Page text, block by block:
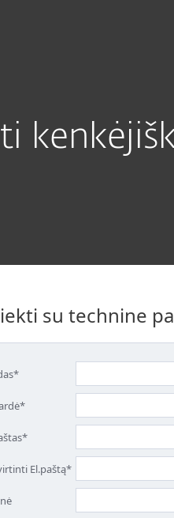
su technine